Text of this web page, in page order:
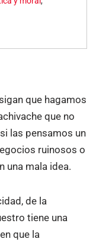
que hagamos
que no
las pensamos un
ruinosos o
una mala idea.
de la
tiene una
que la